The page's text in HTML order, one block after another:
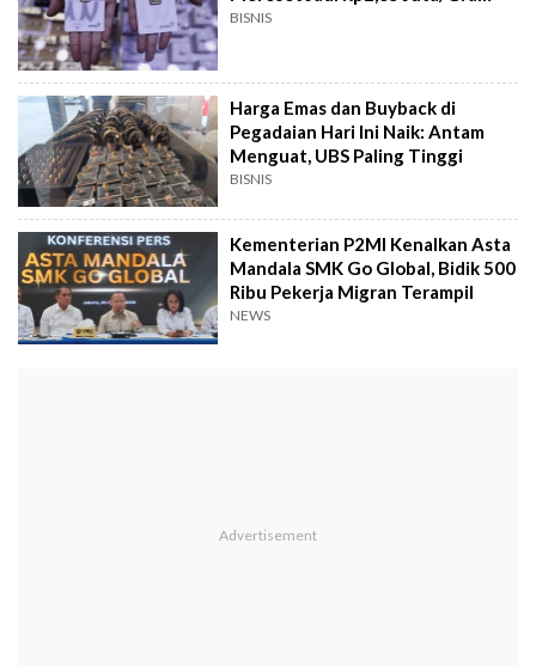
BISNIS
Harga Emas dan Buyback di
Pegadaian Hari Ini Naik: Antam
Menguat, UBS Paling Tinggi
BISNIS
Kementerian P2MI Kenalkan Asta
Mandala SMK Go Global, Bidik 500
Ribu Pekerja Migran Terampil
NEWS